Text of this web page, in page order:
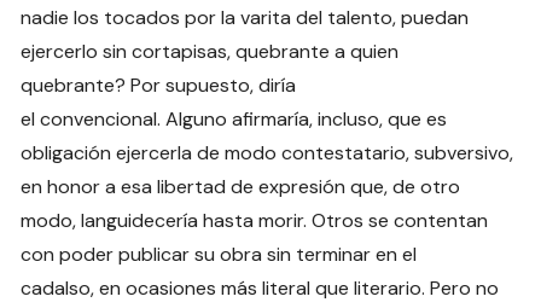
nadie los tocados por la varita del talento, puedan
ejercerlo sin cortapisas, quebrante a quien
quebrante? Por supuesto, diría
el convencional. Alguno afirmaría, incluso, que es
obligación ejercerla de modo contestatario, subversivo,
en honor a esa libertad de expresión que, de otro
modo, languidecería hasta morir. Otros se contentan
con poder publicar su obra sin terminar en el
cadalso, en ocasiones más literal que literario. Pero no